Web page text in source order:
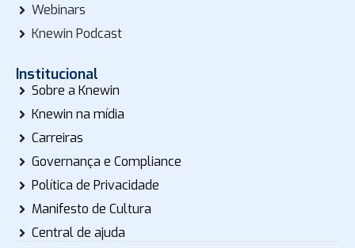
Webinars
Knewin Podcast
Institucional
Sobre a Knewin
Knewin na mídia
Carreiras
Governança e Compliance
Política de Privacidade
Manifesto de Cultura
Central de ajuda